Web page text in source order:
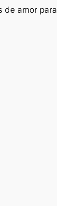
amor